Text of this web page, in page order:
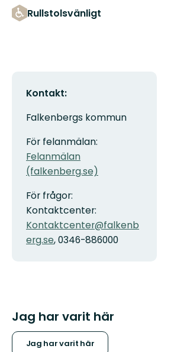
Rullstolsvänligt
Kontakt:
Falkenbergs kommun
För felanmälan:
Felanmälan
(falkenberg.se)
För frågor:
Kontaktcenter:
Kontaktcenter@falkenb
erg.se, 0346-886000
Jag har varit här
Jag har varit här